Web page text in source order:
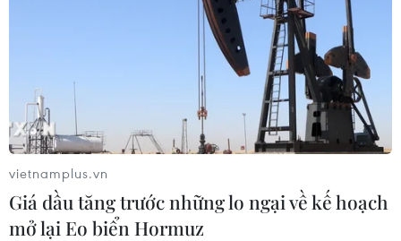
vietnamplus.vn
Giá dầu tăng trước những lo ngại về kế hoạch
mở lại Eo biển Hormuz